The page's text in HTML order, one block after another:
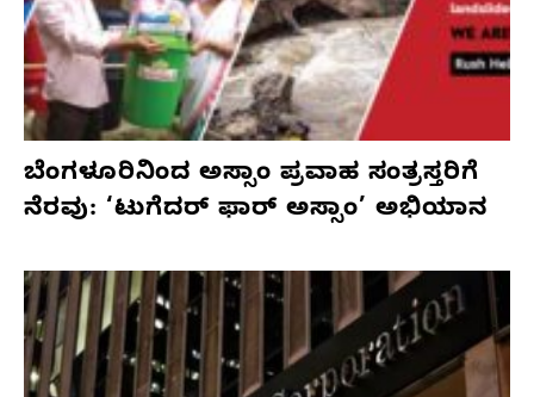
ಬೆಂಗಳೂರಿನಿಂದ ಅಸ್ಸಾಂ ಪ್ರವಾಹ ಸಂತ್ರಸ್ತರಿಗೆ
ನೆರವು: ‘ಟುಗೆದರ್ ಫಾರ್ ಅಸ್ಸಾಂ’ ಅಭಿಯಾನ